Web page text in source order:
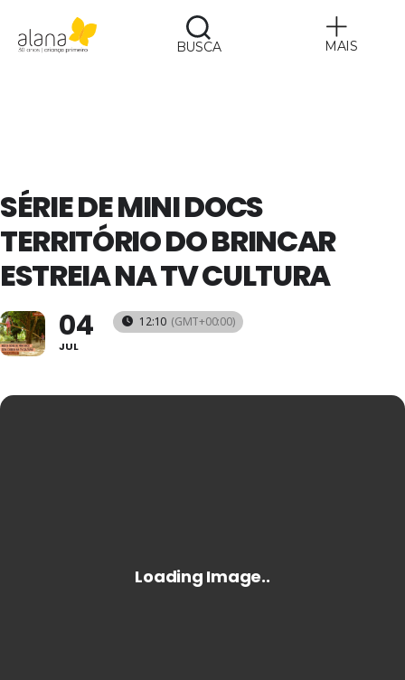
BUSCA MAIS
SÉRIE DE MINI DOCS
TERRITÓRIO DO BRINCAR
ESTREIA NA TV CULTURA
04
JUL
12:10 (GMT+00:00)